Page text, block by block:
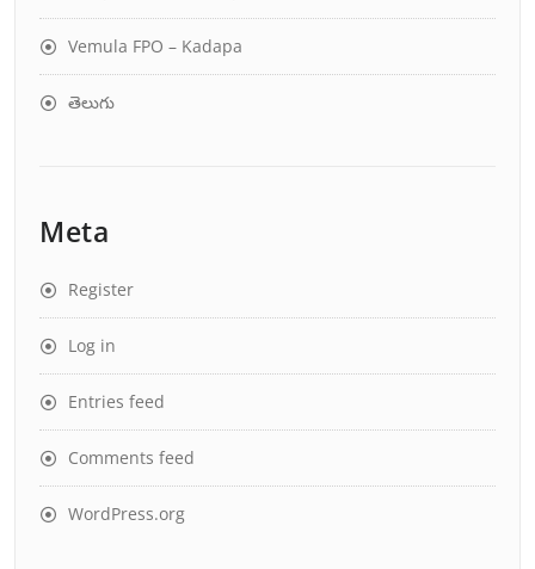
Vemula FPO – Kadapa
తెలుగు
Meta
Register
Log in
Entries feed
Comments feed
WordPress.org